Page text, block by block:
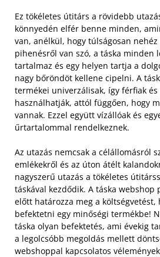
Ez tökéletes útitárs a rövidebb
könnyedén elfér benne minden,
van, anélkül, hogy túlságosan
pihenésről van szó, a táska minden
tartalmaz és egy helyen tartja a
nagy bőröndöt kellene cipelni. A
termékei univerzálisak, így férfiak
használhatják, attól függően, hogy
vannak. Ezzel együtt vízállóak és
űrtartalommal rendelkeznek.
Az utazás nemcsak a célállomásról
emlékekről és az úton átélt
nagyszerű utazás a tökéletes
táskával kezdődik. A táska webshop
előtt határozza meg a
befektetni egy minőségi termékbe!
táska olyan befektetés, ami évekig
a legolcsóbb megoldás mellett
webshoppal kapcsolatos